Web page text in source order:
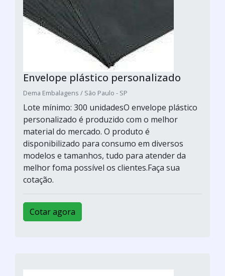
Envelope plástico personalizado
Dema Embalagens / São Paulo - SP
Lote mínimo: 300 unidadesO envelope plástico
personalizado é produzido com o melhor
material do mercado. O produto é
disponibilizado para consumo em diversos
modelos e tamanhos, tudo para atender da
melhor foma possível os clientes.Faça sua
cotação.
Cotar agora